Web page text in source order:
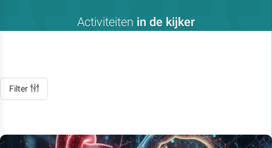
Activiteiten in de kijker
Filter